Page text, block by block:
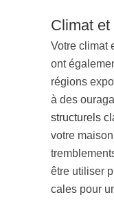
Climat
Votre climat
ont
régions
à des
structurels
votre
être utiliser
cales pour